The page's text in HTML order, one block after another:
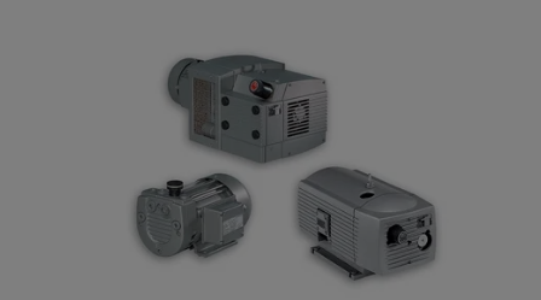
Vertriebskontakt